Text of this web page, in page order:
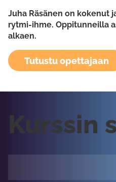
Juha Räsänen on kokenut
rytmi-ihme. Oppitunneilla
alkaen.
Tutustu opettajaan
Kurssin